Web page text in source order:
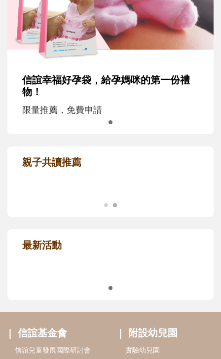
信誼幸福好孕袋，給孕媽咪的第一份禮
物！
限量推薦，免費申請
親子共讀推薦
最新活動
信誼基金會
信誼兒童發展國際研討會
附設幼兒園
實驗幼兒園